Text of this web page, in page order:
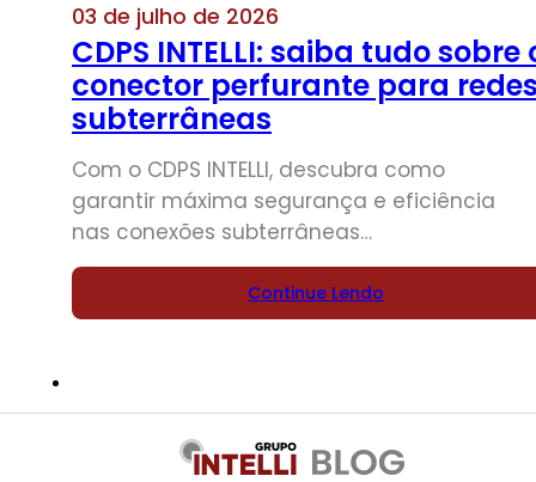
03 de julho de 2026
CDPS INTELLI: saiba tudo sobre
conector perfurante para
subterrâneas
Com o CDPS INTELLI, descubra como
garantir máxima segurança e eficiência
nas conexões subterrâneas…
Continue Lendo